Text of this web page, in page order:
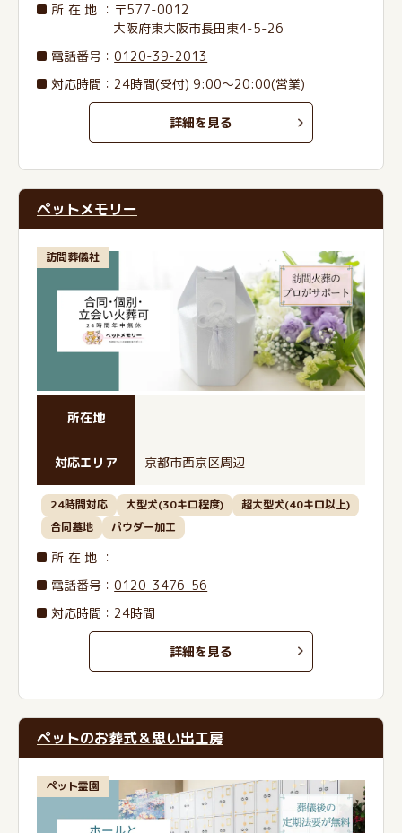
所在地 ：〒577-0012
大阪府東大阪市長田東4-5-26
電話番号 ：0120-39-2013
対応時間：24時間(受付) 9:00～20:00(営業)
詳細を見る
ペットメモリー
訪問葬儀社
所在地
対応エリア 京都市西京区周辺
24時間対応 大型犬(30キロ程度)
超大型犬(40キロ以上)
合同墓地
パウダー加工
所在地 ：
電話番号 ：0120-3476-56
対応時間：24時間
詳細を見る
ペットのお葬式＆思い出工房
ペット霊園